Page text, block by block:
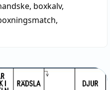
, boxkalv,
,